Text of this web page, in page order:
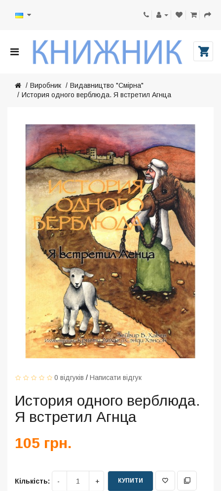
Виробник
Видавництво "Смірна"
История одного верблюда. Я встретил Агнца
0 відгуків / Написати відгук
История одного верблюда.
Я встретил Агнца
105 грн.
Кількість: КУПИТИ